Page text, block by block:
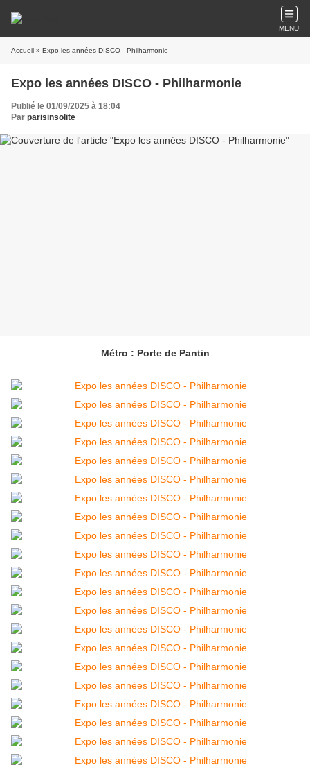
MENU
Accueil » Expo les années DISCO - Philharmonie
Expo les années DISCO - Philharmonie
Publié le 01/09/2025 à 18:04
Par parisinsolite
Métro : Porte de Pantin